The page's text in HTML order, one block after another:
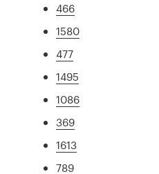
466
1580
477
1495
1086
369
1613
789